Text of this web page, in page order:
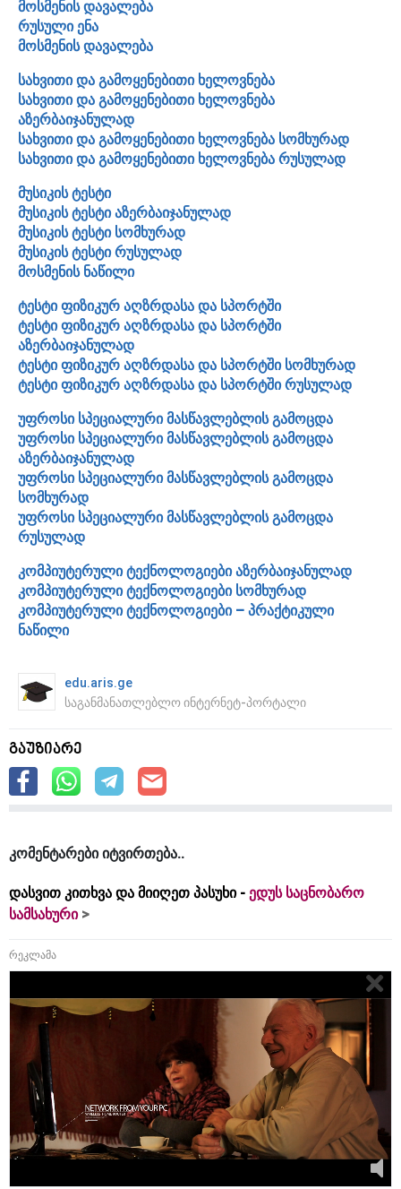
მოსმენის დავალება
რუსული ენა
მოსმენის დავალება
სახვითი და გამოყენებითი ხელოვნება
სახვითი და გამოყენებითი ხელოვნება
აზერბაიჯანულად
სახვითი და გამოყენებითი ხელოვნება სომხურად
სახვითი და გამოყენებითი ხელოვნება რუსულად
მუსიკის ტესტი
მუსიკის ტესტი აზერბაიჯანულად
მუსიკის ტესტი სომხურად
მუსიკის ტესტი რუსულად
მოსმენის ნაწილი
ტესტი ფიზიკურ აღზრდასა და სპორტში
ტესტი ფიზიკურ აღზრდასა და სპორტში
აზერბაიჯანულად
ტესტი ფიზიკურ აღზრდასა და სპორტში სომხურად
ტესტი ფიზიკურ აღზრდასა და სპორტში რუსულად
უფროსი სპეციალური მასწავლებლის გამოცდა
უფროსი სპეციალური მასწავლებლის გამოცდა
აზერბაიჯანულად
უფროსი სპეციალური მასწავლებლის გამოცდა
სომხურად
უფროსი სპეციალური მასწავლებლის გამოცდა
რუსულად
კომპიუტერული ტექნოლოგიები აზერბაიჯანულად
კომპიუტერული ტექნოლოგიები სომხურად
კომპიუტერული ტექნოლოგიები – პრაქტიკული
ნაწილი
edu.aris.ge
საგანმანათლებლო ინტერნეტ-პორტალი
გაუზიარე
კომენტარები იტვირთება
დასვით კითხვა და მიიღეთ პასუხი - ედუს საცნობარო
სამსახური
რეკლამა